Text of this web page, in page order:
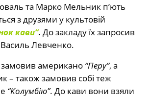
та Марко Мельник п’ють
з друзями у культовій
кави”. До закладу їх запросив
Левченко.
американо “Перу”, а
– також замовив собі теж
“Колумбію”. До кави вони взяли